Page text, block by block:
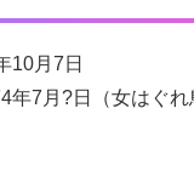
10月7日
年7月?日（女はぐれ